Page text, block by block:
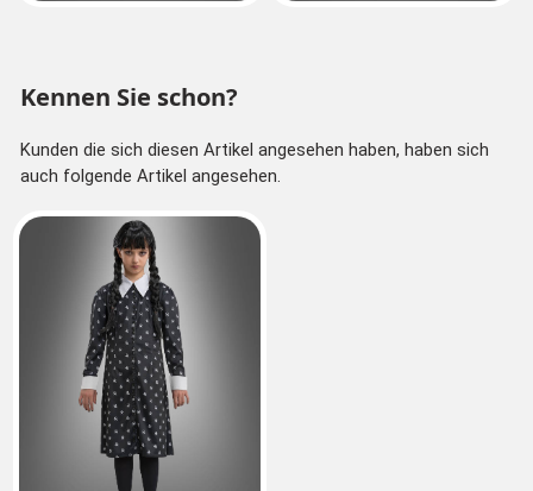
Kennen Sie schon?
Kunden die sich diesen Artikel angesehen haben, haben sich
auch folgende Artikel angesehen.